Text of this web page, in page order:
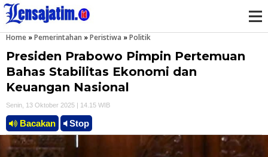
Home »Pemerintahan »Peristiwa »Politik
Presiden Prabowo Pimpin Pertemuan
Bahas Stabilitas Ekonomi dan
Keuangan Nasional
Senin, 13 Oktober 2025 | 14.15 WIB
Bacakan Stop